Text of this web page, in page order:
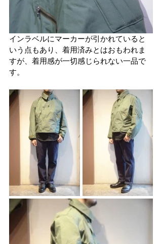
インラベルにマーカーが引かれていると
いう点もあり、着用済みとはおもわれま
すが、着用感が一切感じられない一品で
す。